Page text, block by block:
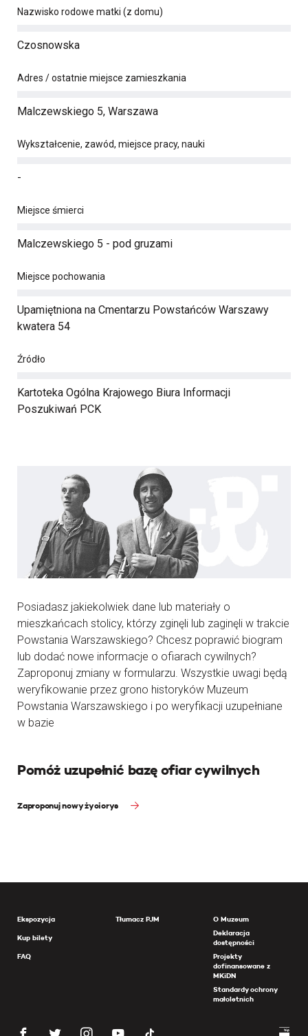
Nazwisko rodowe matki (z domu)
Czosnowska
Adres / ostatnie miejsce zamieszkania
Malczewskiego 5, Warszawa
Wykształcenie, zawód, miejsce pracy, nauki
-
Miejsce śmierci
Malczewskiego 5 - pod gruzami
Miejsce pochowania
Upamiętniona na Cmentarzu Powstańców Warszawy
kwatera 54
Źródło
Kartoteka Ogólna Krajowego Biura Informacji
Poszukiwań PCK
Posiadasz jakiekolwiek dane lub materiały o
mieszkańcach stolicy, którzy zginęli lub zaginęli w trakcie
Powstania Warszawskiego? Chcesz poprawić biogram
lub dodać nowe informacje o ofiarach cywilnych?
Zaproponuj zmiany w formularzu. Wszystkie uwagi będą
weryfikowanie przez grono historyków Muzeum
Powstania Warszawskiego i po weryfikacji uzupełniane
w bazie
Pomóż uzupełnić bazę ofiar cywilnych
Zaproponuj nowy życiorys
Ekspozycja
Kup bilety
FAQ
Tłumacz PJM
O Muzeum
Deklaracja
dostępności
Projekty
dofinansowane z
MKiDN
Standardy ochrony
małoletnich